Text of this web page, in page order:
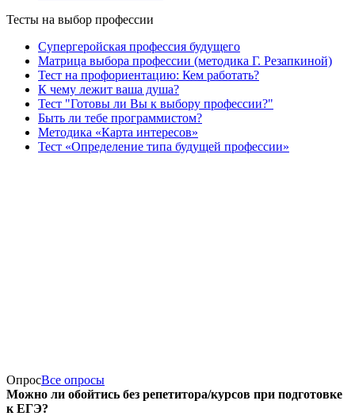
Тесты на выбор профессии
Супергеройская профессия будущего
Матрица выбора профессии (методика Г. Резапкиной)
Тест на профориентацию: Кем работать?
К чему лежит ваша душа?
Тест "Готовы ли Вы к выбору профессии?"
Быть ли тебе программистом?
Методика «Карта интересов»
Тест «Определение типа будущей профессии»
ОпросВсе опросы
Можно ли обойтись без репетитора/курсов при подготовке
к ЕГЭ?